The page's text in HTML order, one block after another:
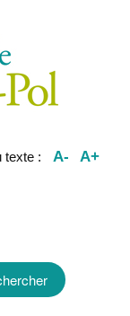
texte : A- A+